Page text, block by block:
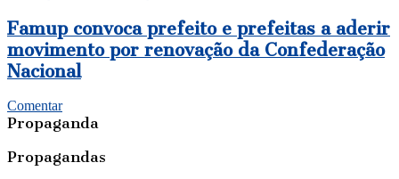
Famup convoca prefeito e prefeitas a aderir
movimento por renovação da Confederação
Nacional
Comentar
Propaganda
Propagandas